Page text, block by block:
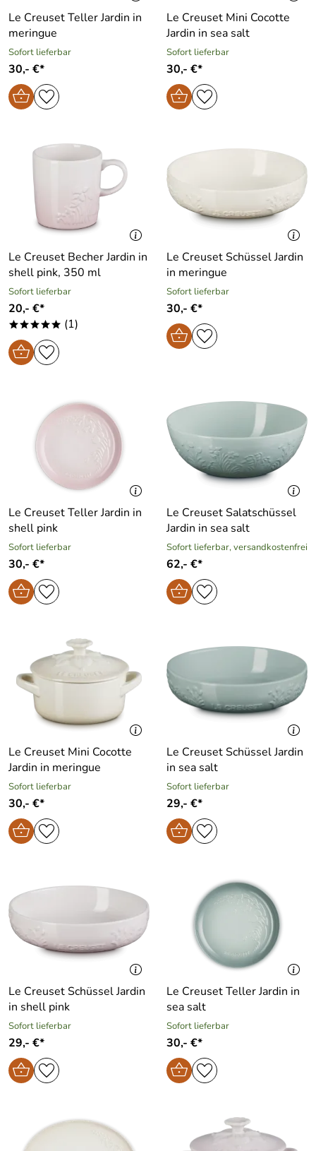
Le Creuset Teller Jardin in
meringue
Sofort lieferbar
30,- €*
Le Creuset Mini Cocotte
Jardin in sea salt
Sofort lieferbar
30,- €*
Le Creuset Becher Jardin in
shell pink, 350 ml
Sofort lieferbar
20,- €*
***** (1)
Le Creuset Schüssel Jardin
in meringue
Sofort lieferbar
30,- €*
Le Creuset Teller Jardin in
shell pink
Sofort lieferbar
30,- €*
Le Creuset Salatschüssel
Jardin in sea salt
Sofort lieferbar, versandkostenfrei
62,- €*
Le Creuset Mini Cocotte
Jardin in meringue
Sofort lieferbar
30,- €*
Le Creuset Schüssel Jardin
in sea salt
Sofort lieferbar
29,- €*
Le Creuset Schüssel Jardin
in shell pink
Sofort lieferbar
29,- €*
Le Creuset Teller Jardin in
sea salt
Sofort lieferbar
30,- €*